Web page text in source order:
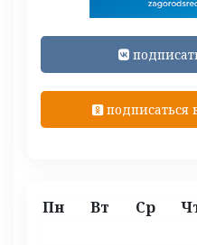
подписаться
Пн Вт Ср